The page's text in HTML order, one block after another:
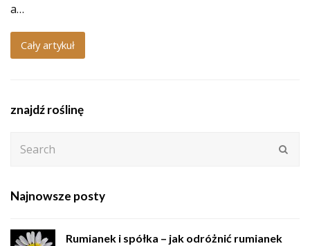
a…
Cały artykuł
znajdź roślinę
Najnowsze posty
Rumianek i spółka – jak odróżnić rumianek